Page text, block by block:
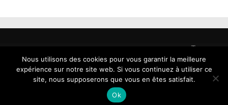
Tous
droits
reservés
-
Nous utilisons des cookies pour vous garantir la meilleure
expérience sur notre site web. Si vous continuez à utiliser ce
site, nous supposerons que vous en êtes satisfait.
Ok